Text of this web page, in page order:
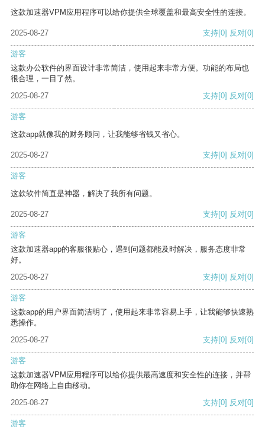
这款加速器VPM应用程序可以给你提供全球覆盖和最高安全性的连接。
2025-08-27 支持[0] 反对[0]
游客
这款办公软件的界面设计非常简洁，使用起来非常方便。功能的布局也
很合理，一目了然。
2025-08-27
支持[0] 反对[0]
游客
这款app就像我的财务顾问，让我能够省钱又省心。
2025-08-27 支持[0] 反对[0]
游客
这款软件简直是神器，解决了我所有问题。
2025-08-27 支持[0] 反对[0]
游客
这款加速器app的客服很贴心，遇到问题都能及时解决，服务态度非常
好。
2025-08-27
支持[0] 反对[0]
游客
这款app的用户界面简洁明了，使用起来非常容易上手，让我能够快速熟
悉操作。
2025-08-27
支持[0] 反对[0]
游客
这款加速器VPM应用程序可以给你提供最高速度和安全性的连接，并帮
助你在网络上自由移动。
2025-08-27
支持[0] 反对[0]
游客